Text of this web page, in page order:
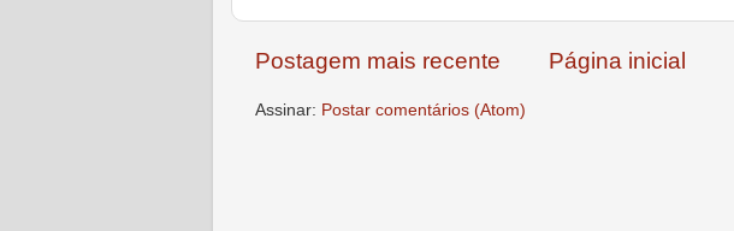
Postagem mais recente Página inicial
Assinar: Postar comentários (Atom)